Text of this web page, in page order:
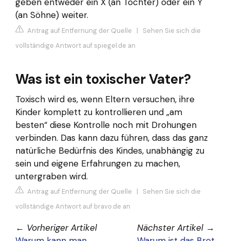
(an Söhne) weiter.
Antrag auf Entfernung der Quelle | Sehen Sie sich die
vollständige Antwort auf spiegel.de an
Was ist ein toxischer Vater?
Toxisch wird es, wenn Eltern versuchen, ihre
Kinder komplett zu kontrollieren und „am
besten“ diese Kontrolle noch mit Drohungen
verbinden. Das kann dazu führen, dass das ganz
natürliche Bedürfnis des Kindes, unabhängig zu
sein und eigene Erfahrungen zu machen,
untergraben wird.
Antrag auf Entfernung der Quelle | Sehen Sie sich die
vollständige Antwort auf bravo.de an
← Vorheriger Artikel
Nächster Artikel →